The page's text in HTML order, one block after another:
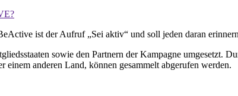
ist der Aufruf „Sei aktiv“ und soll jeden daran
sowie den Partnern der Kampagne umgesetzt.
einem anderen Land, können gesammelt abgerufen werden.